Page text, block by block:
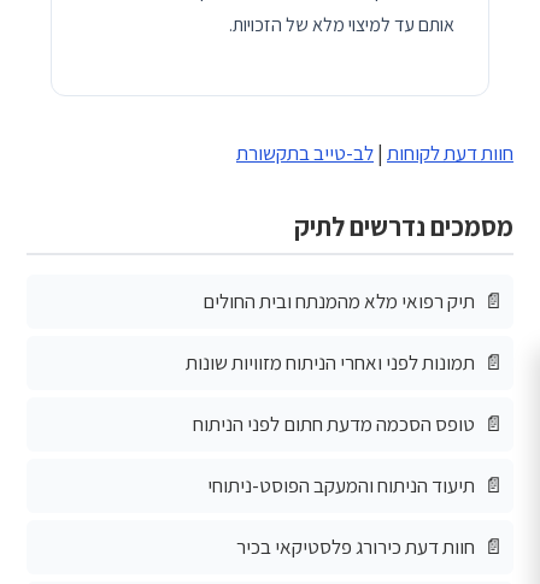
אותם עד למיצוי מלא של הזכויות.
חוות דעת לקוחות |לב-טייב בתקשורת
מסמכים נדרשים לתיק
תיק רפואי מלא מהמנתח ובית החולים
תמונות לפני ואחרי הניתוח מזוויות שונות
טופס הסכמה מדעת חתום לפני הניתוח
תיעוד הניתוח והמעקב הפוסט-ניתוחי
חוות דעת כירורג פלסטיקאי בכיר